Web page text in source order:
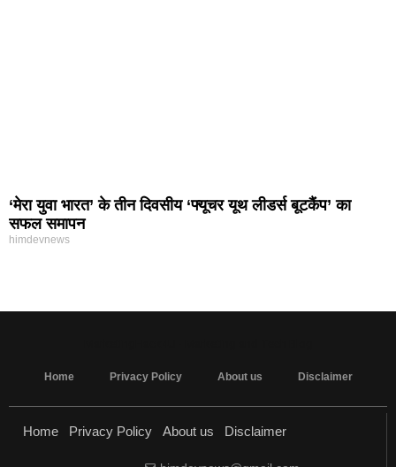
‘मेरा युवा भारत’ के तीन दिवसीय ‘फ्यूचर यूथ लीडर्स बूटकैंप’ का
सफल समापन
himdevnews
Home Privacy Policy About us Disclaimer
Home Privacy Policy About us Disclaimer